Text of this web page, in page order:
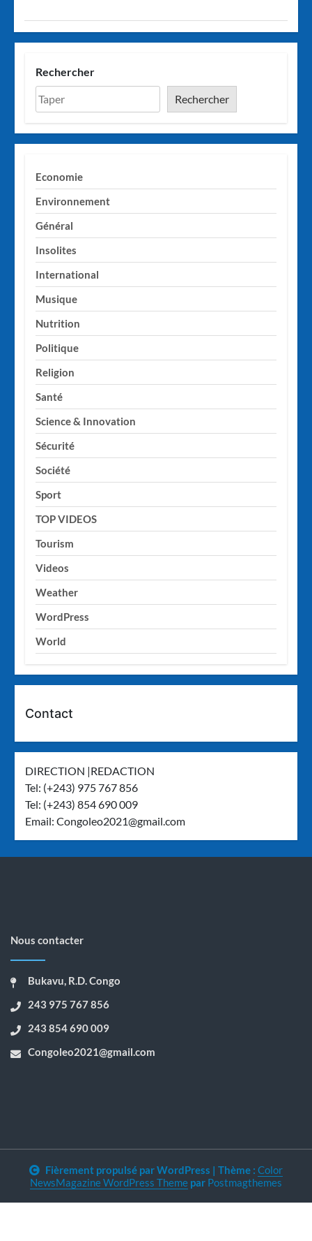
Rechercher
Rechercher
Economie
Environnement
Général
Insolites
International
Musique
Nutrition
Politique
Religion
Santé
Science & Innovation
Sécurité
Société
Sport
TOP VIDEOS
Tourism
Videos
Weather
WordPress
World
Contact
DIRECTION |REDACTION
Tel: (+243) 975 767 856
Tel: (+243) 854 690 009
Email:Congoleo2021@gmail.com
Nous contacter
Bukavu, R.D. Congo
243 975 767 856
243 854 690 009
Congoleo2021@gmail.com
Fièrement propulsé par WordPress | Thème : Color
NewsMagazine WordPress Theme par Postmagthemes